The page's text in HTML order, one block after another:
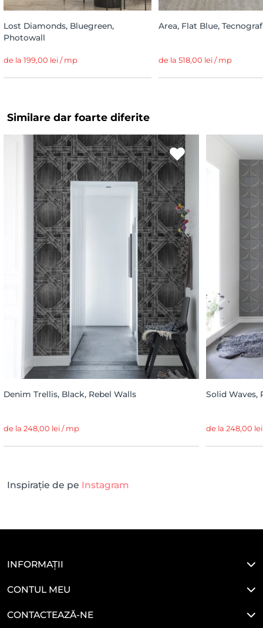
Lost Diamonds, Bluegreen,
Photowall
de la 199,00 lei / mp
Area, Flat Blue,
de la 518,00 lei / mp
Similare dar foarte diferite
Denim Trellis, Black, Rebel Walls
de la 248,00 lei / mp
Solid Waves,
de la 248,00
Inspirație de pe Instagram
INFORMAȚII
CONTUL MEU
CONTACTEAZĂ-NE